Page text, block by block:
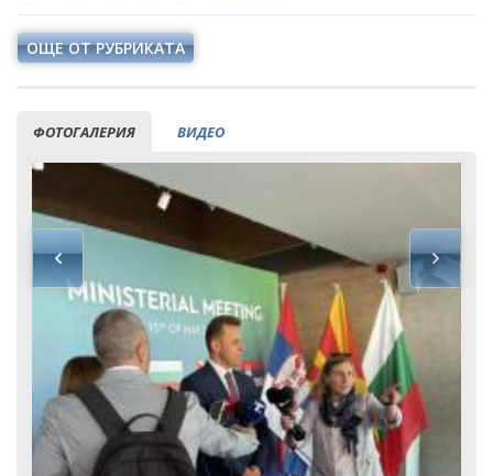
ОЩЕ ОТ РУБРИКАТА
ФОТОГАЛЕРИЯ ВИДЕО